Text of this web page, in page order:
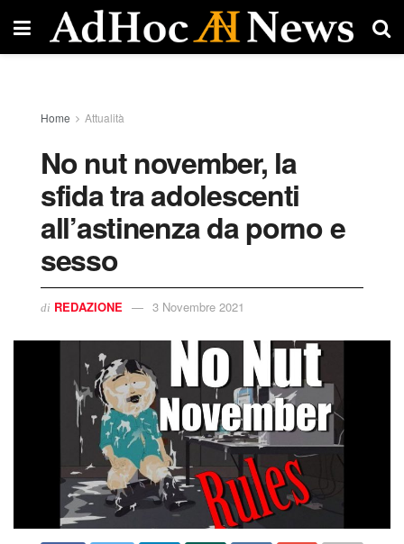
Home Attualità
No nut november, la
sfida tra adolescenti
all’astinenza da porno e
sesso
di REDAZIONE 3 Novembre 2021